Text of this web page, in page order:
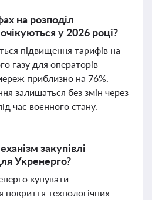
на розподіл
у 2026 році?
підвищення тарифів на
газу для операторів
приблизно на 76%.
залишаться без змін через
час воєнного стану.
закупівлі
Укренерго?
купувати
покриття технологічних